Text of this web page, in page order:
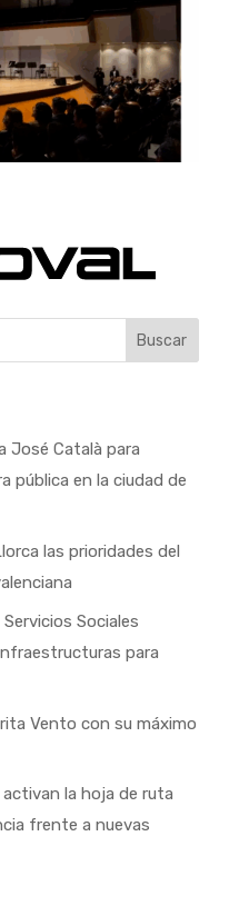
Buscar
José Català para
pública en la ciudad de
las prioridades del
Sociales
para
Vento con su máximo
la hoja de ruta
frente a nuevas